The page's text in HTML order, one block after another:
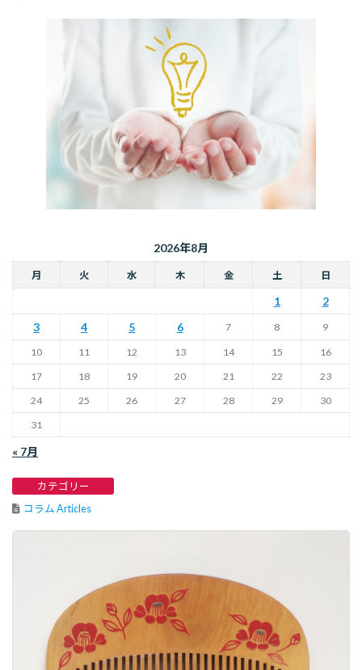
2026年8月
月 火 水 木 金 土 日
1
2
3
4 5 6 7 8 9
10 11 12 13 14 15
16
17
18 19 20 21 22
23
24
25 26 27 28 29
30
31
« 7月
カテゴリー
コラム Articles